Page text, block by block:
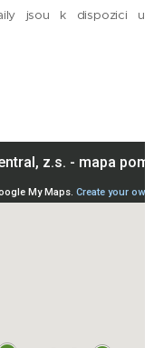
jsou k dispozici u